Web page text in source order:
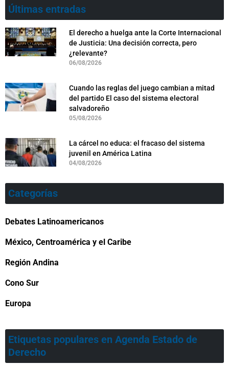
Últimas entradas
El derecho a huelga ante la Corte Internacional
de Justicia: Una decisión correcta, pero
¿relevante?
06/08/2026
Cuando las reglas del juego cambian a mitad
del partido El caso del sistema electoral
salvadoreño
05/08/2026
La cárcel no educa: el fracaso del sistema
juvenil en América Latina
04/08/2026
Categorías
Debates Latinoamericanos
México, Centroamérica y el Caribe
Región Andina
Cono Sur
Europa
Etiquetas populares en Agenda Estado de
Derecho